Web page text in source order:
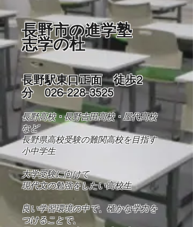
長野市の進学塾
志学の杜
長野駅東口正面 徒歩2
分026-228-3525
長野高校・長野吉田高校・屋代高校
など
長野県高校受験の難関高校を目指す
小中学生
​大学受験に向けて
現代文の勉強をしたい高校生
良い学習環境の中で、確かな学力を
つけることで、